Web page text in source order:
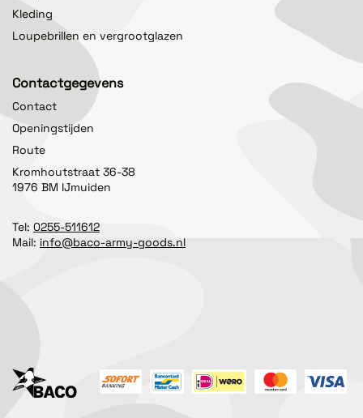
Kleding
Loupebrillen en vergrootglazen
Contactgegevens
Contact
Openingstijden
Route
Kromhoutstraat 36-38
1976 BM IJmuiden
Tel: 0255-511612
Mail: info@baco-army-goods.nl